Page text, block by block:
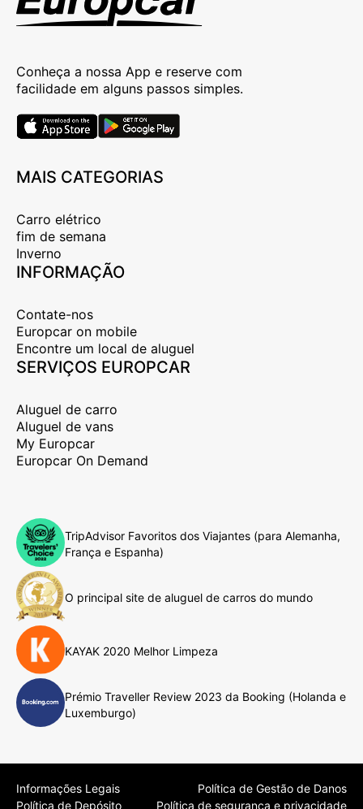
Conheça a nossa App e reserve com
facilidade em alguns passos simples.
MAIS CATEGORIAS
Carro elétrico
fim de semana
Inverno
INFORMAÇÃO
Contate-nos
Europcar on mobile
Encontre um local de aluguel
SERVIÇOS EUROPCAR
Aluguel de carro
Aluguel de vans
My Europcar
Europcar On Demand
TripAdvisor Favoritos dos Viajantes (para Alemanha,
França e Espanha)
O principal site de aluguel de carros do mundo
KAYAK 2020 Melhor Limpeza
Prémio Traveller Review 2023 da Booking (Holanda e
Luxemburgo)
Informações Legais
Política de Gestão de Danos
Política de Depósito
Política de segurança e privacidade